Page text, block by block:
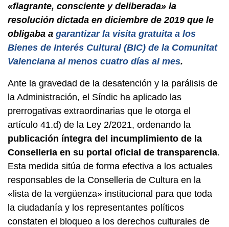
«flagrante, consciente y deliberada» la
resolución dictada en diciembre de 2019 que le
obligaba a garantizar la visita gratuita a los
Bienes de Interés Cultural (BIC) de la Comunitat
Valenciana al menos cuatro días al mes.
Ante la gravedad de la desatención y la parálisis de
la Administración, el Síndic ha aplicado las
prerrogativas extraordinarias que le otorga el
artículo 41.d) de la Ley 2/2021, ordenando la
publicación íntegra del incumplimiento de la
Conselleria en su portal oficial de transparencia.
Esta medida sitúa de forma efectiva a los actuales
responsables de la Conselleria de Cultura en la
«lista de la vergüenza» institucional para que toda
la ciudadanía y los representantes políticos
constaten el bloqueo a los derechos culturales de